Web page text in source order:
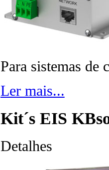
Para sistemas de
Ler mais...
Kit´s EIS
Detalhes